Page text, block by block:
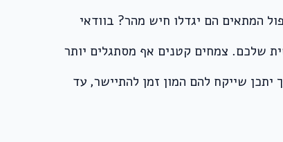
המתאים הם יגדלו חיש מהר? בוודאי
שלכם. צמחים קטנים אף מסתגלים יותר
יתכן שייקח להם המון זמן להתיישר, עד